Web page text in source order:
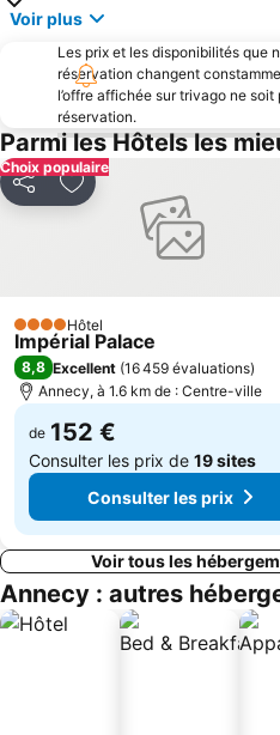
Centre International de Conférences Genève
Jet d'Eau
Plage de Duingt
Golf Club du Lac d'Annecy
Parc des Sports
Jardins de l'Europe
Aéroport d'Annecy Haute-Savoie Mont-Blanc
Salon International de l'Auto et accessoires
Cité médiévale de Conflans
Aéroport de Chambéry - Savoie
Voir plus
Les prix et les disponibilités que
réservation changent
l’offre affichée sur trivago ne
réservation.
Parmi les Hôtels les
Choix populaire
PartagerAjouter à mes favoris
4 ÉtoilesHôtel
Impérial Palace
8,8 Excellent (16 459 évaluations)
Annecy, à 1.6 km de : Centre-ville
de 152 €
Consulter les prix de 19 sites
Consulter les prix
Voir tous les
Annecy : autres